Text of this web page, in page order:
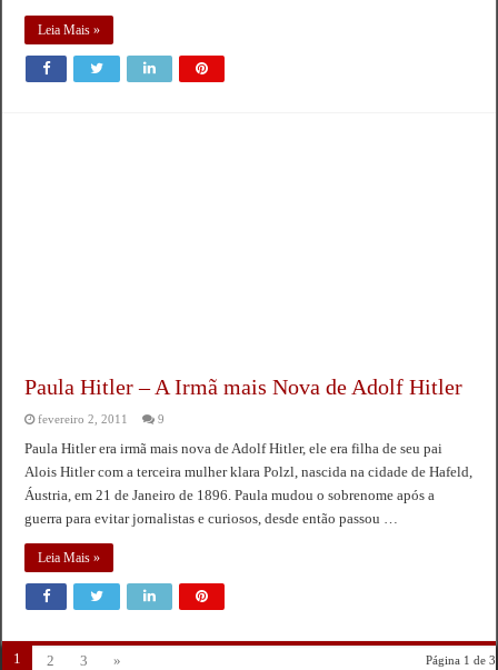
Leia Mais »
Paula Hitler – A Irmã mais Nova de Adolf Hitler
fevereiro 2, 2011 9
Paula Hitler era irmã mais nova de Adolf Hitler, ele era filha de seu pai
Alois Hitler com a terceira mulher klara Polzl, nascida na cidade de Hafeld,
Áustria, em 21 de Janeiro de 1896. Paula mudou o sobrenome após a
guerra para evitar jornalistas e curiosos, desde então passou …
Leia Mais »
Página 1 de 3
1 2 3 »